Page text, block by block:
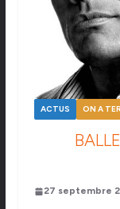
ACTUS ON A
27 septembre